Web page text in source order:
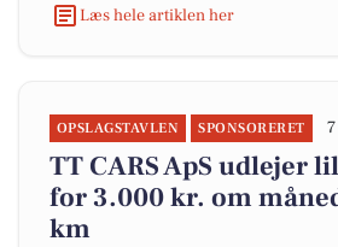
Læs hele artiklen her
OPSLAGSTAVLEN SPONSORERET
TT CARS ApS udlejer
for 3.000 kr. om
km